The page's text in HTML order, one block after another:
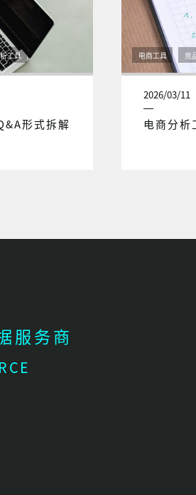
工具
形式拆解
电商工具 竞
2026/03/11
电商分析
服务商